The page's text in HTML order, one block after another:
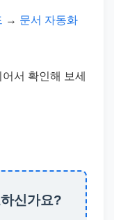
→ 문서 자동화
어서 확인해 보세
신가요?